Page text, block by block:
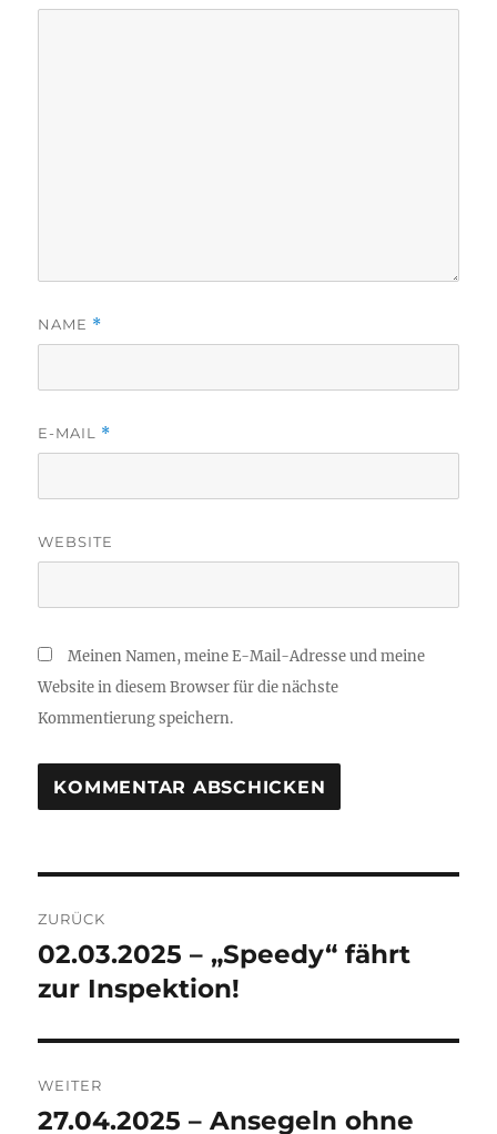
NAME *
E-MAIL *
WEBSITE
Meinen Namen, meine E-Mail-Adresse und meine
Website in diesem Browser für die nächste
Kommentierung speichern.
Navigation
ZURÜCK
Vorheriger
Beitrag:
02.03.2025 – „Speedy“ fährt
zur Inspektion!
WEITER
Nächster
27.04.2025 – Ansegeln ohne